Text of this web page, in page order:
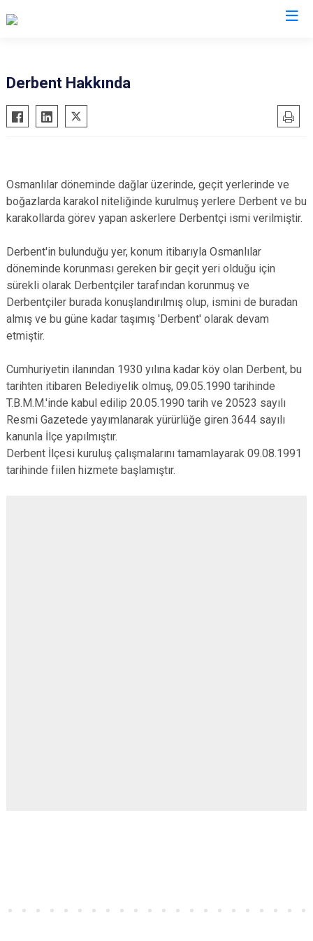
Ahırlı
Akören
Beyşehir
Bozkır
Cihanbeyli
Çumra
Derbent
Derebucak
Hadim
Halkapınar
Ilgın
Kadınhanı
Karapınar
Karatay
Seydişehir
Taşkent
Yalıhüyük
Yunak
Derbent Hakkında
Osmanlılar döneminde dağlar üzerinde, geçit yerlerinde ve
boğazlarda karakol niteliğinde kurulmuş yerlere Derbent ve bu
karakollarda görev yapan askerlere Derbentçi ismi verilmiştir.
Derbent'in bulunduğu yer, konum itibarıyla Osmanlılar
döneminde korunması gereken bir geçit yeri olduğu için
sürekli olarak Derbentçiler tarafından korunmuş ve
Derbentçiler burada konuşlandırılmış olup, ismini de buradan
almış ve bu güne kadar taşımış 'Derbent' olarak devam
etmiştir.
Cumhuriyetin ilanından 1930 yılına kadar köy olan Derbent, bu
tarihten itibaren Belediyelik olmuş, 09.05.1990 tarihinde
T.B.M.M.'inde kabul edilip 20.05.1990 tarih ve 20523 sayılı
Resmi Gazetede yayımlanarak yürürlüğe giren 3644 sayılı
kanunla İlçe yapılmıştır.
Derbent İlçesi kuruluş çalışmalarını tamamlayarak 09.08.1991
tarihinde fiilen hizmete başlamıştır.